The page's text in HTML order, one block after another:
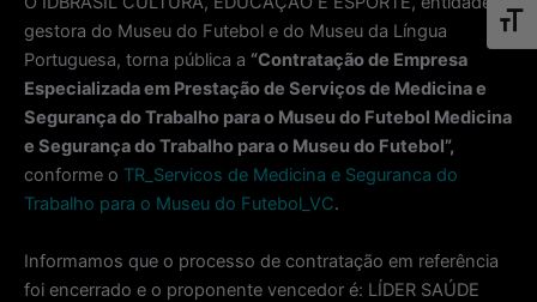
gestora do Museu do Futebol e do Museu da Língua
Portuguesa, torna pública a “Contratação de Empresa
Especializada em Prestação de Serviços de Medicina e
Segurança do Trabalho para o Museu do Futebol Medicina
e Segurança do Trabalho para o Museu do Futebol”,
conforme o TR_Servicos de Medicina e Seguranca do
Trabalho para o Museu do Futebol_VC.
Informamos que o processo de contratação em referência
foi encerrado e o proponente vencedor é: LÍDER SAÚDE